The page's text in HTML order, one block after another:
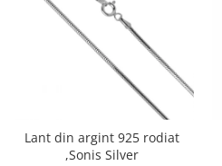
Lant din argint 925 rodiat
,Sonis Silver